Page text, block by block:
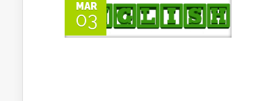
MAR
03